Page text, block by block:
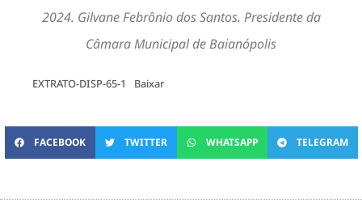
2024. Gilvane Febrônio dos Santos. Presidente da
Câmara Municipal de Baianópolis
EXTRATO-DISP-65-1 Baixar
FACEBOOK TWITTER WHATSAPP TELEGRAM